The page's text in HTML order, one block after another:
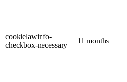
cookielawinfo-
checkbox-necessary
11 months